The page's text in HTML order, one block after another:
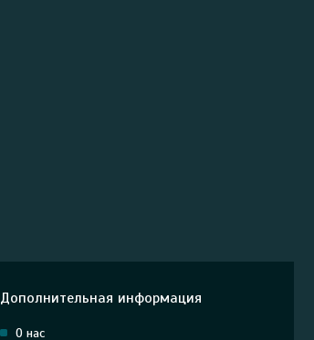
Дополнительная информация
О нас